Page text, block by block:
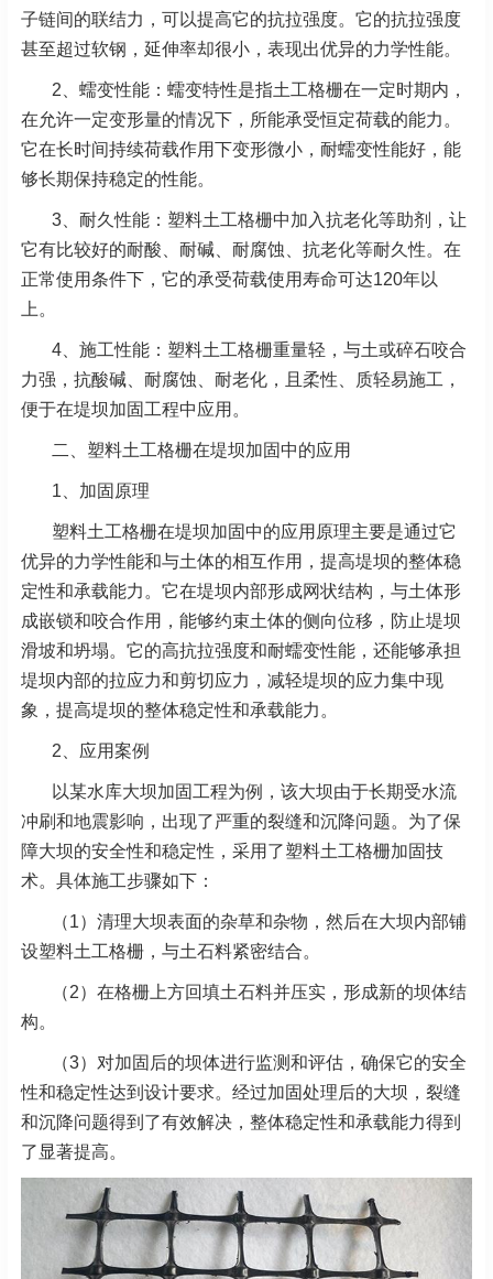
子链间的联结力，可以提高它的抗拉强度。它的抗拉强度
甚至超过软钢，延伸率却很小，表现出优异的力学性能。
2、 蠕变性能：蠕变特性是指土工格栅在一定时期内，
在允许一定变形量的情况下，所能承受恒定荷载的能力。
它在长时间持续荷载作用下变形微小，耐蠕变性能好，能
够长期保持稳定的性能。
3、 耐久性能：塑料土工格栅中加入抗老化等助剂，让
它有比较好的耐酸、耐碱、耐腐蚀、抗老化等耐久性。在
正常使用条件下，它的承受荷载使用寿命可达120年以
上。
4、 施工性能：塑料土工格栅重量轻，与土或碎石咬合
力强，抗酸碱、耐腐蚀、耐老化，且柔性、质轻易施工，
便于在堤坝加固工程中应用。
二、塑料土工格栅在堤坝加固中的应用
1、加固原理
塑料土工格栅在堤坝加固中的应用原理主要是通过它
优异的力学性能和与土体的相互作用，提高堤坝的整体稳
定性和承载能力。它在堤坝内部形成网状结构，与土体形
成嵌锁和咬合作用，能够约束土体的侧向位移，防止堤坝
滑坡和坍塌。它的高抗拉强度和耐蠕变性能，还能够承担
堤坝内部的拉应力和剪切应力，减轻堤坝的应力集中现
象，提高堤坝的整体稳定性和承载能力。
2、应用案例
以某水库大坝加固工程为例，该大坝由于长期受水流
冲刷和地震影响，出现了严重的裂缝和沉降问题。为了保
障大坝的安全性和稳定性，采用了塑料土工格栅加固技
术。具体施工步骤如下：
（1）清理大坝表面的杂草和杂物，然后在大坝内部铺
设塑料土工格栅，与土石料紧密结合。
（2）在格栅上方回填土石料并压实，形成新的坝体结
构。
（3）对加固后的坝体进行监测和评估，确保它的安全
性和稳定性达到设计要求。经过加固处理后的大坝，裂缝
和沉降问题得到了有效解决，整体稳定性和承载能力得到
了显著提高。